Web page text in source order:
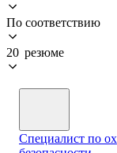
По соответствию
20 резюме
Специалист по